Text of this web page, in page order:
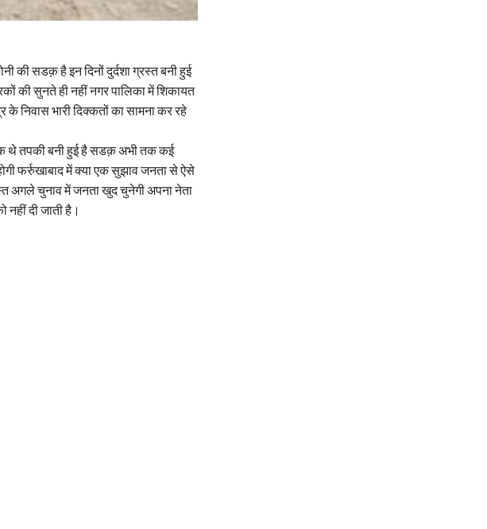
की सडक़ है इन दिनों दुर्दशा ग्रस्त बनी हुई
की सुनते ही नहीं नगर पालिका में शिकायत
के निवास भारी दिक्कतों का सामना कर रहे
थे तपकी बनी हुई है सडक़ अभी तक कई
फर्रुखाबाद में क्या एक सुझाव जनता से ऐसे
अगले चुनाव में जनता खुद चुनेगी अपना नेता
दी जाती है।